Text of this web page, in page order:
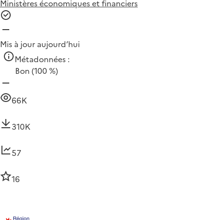
Ministères économiques et financiers
Mis à jour aujourd’hui
Métadonnées :
Bon (100 %)
66K
310K
57
16